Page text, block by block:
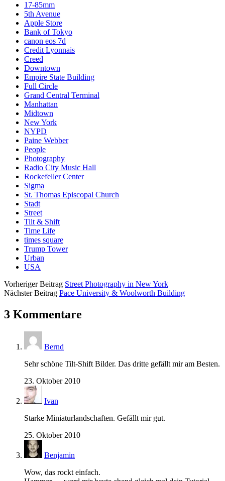
17-85mm
5th Avenue
Apple Store
Bank of Tokyo
canon eos 7d
Credit Lyonnais
Creed
Downtown
Empire State Building
Full Circle
Grand Central Terminal
Manhattan
Midtown
New York
NYPD
Paine Webber
People
Photography
Radio City Music Hall
Rockefeller Center
Sigma
St. Thomas Episcopal Church
Stadt
Street
Tilt & Shift
Time Life
times square
Trump Tower
Urban
USA
Vorheriger Beitrag Street Photography in New York
Nächster Beitrag Pace University & Woolworth Building
3 Kommentare
Bernd
Sehr schöne Tilt-Shift Bilder. Das dritte gefällt mir am Besten.
23. Oktober 2010
Ivan
Starke Miniaturlandschaften. Gefällt mir gut.
25. Oktober 2010
Benjamin
Wow, das rockt einfach.